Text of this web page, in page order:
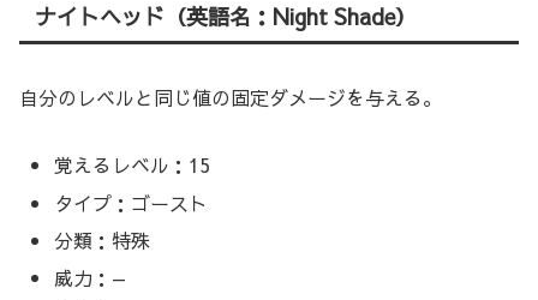
ナイトヘッド（英語名：Night Shade）
自分のレベルと同じ値の固定ダメージを与える。
覚えるレベル：15
タイプ：ゴースト
分類：特殊
威力：—